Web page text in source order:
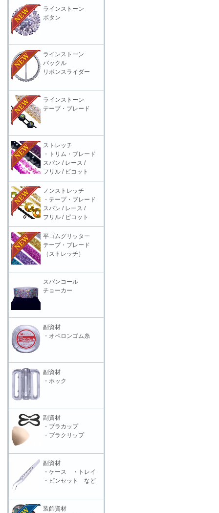
ラインストーン
ボタン
ラインストーン
バックル
リボンスライダー
ラインストーン
テープ・ブレード
ストレッチ
・トリム・ブレード
スパン / レース /
フリル / ピコット
ノンストレッチ
・テープ・ブレード
スパン / レース /
フリル / ピコット
平ゴムグリッター
テープ・ブレード
（ストレッチ）
スパンコール
チョーカー
副資材
・オペロンゴム糸
副資材
・ホック
副資材
・ブラカップ
・ブラクリップ
副資材
・ケース ・トレイ
・ピンセット など
装飾資材